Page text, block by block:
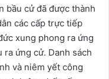
bầu cử đã được thành
các cấp trực tiếp
xung phong ra ứng
ứng cử. Danh sách
và niêm yết công